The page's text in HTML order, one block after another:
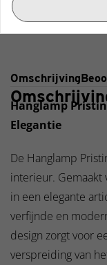
Omschrijving
Hanglamp
Elegantie
De Hanglamp
interieur. Gemaakt
in een elegante
verfijnde en
design zorgt voor
verspreiding van